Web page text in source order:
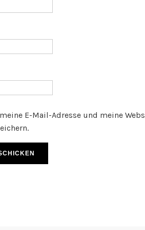
E-Mail-Adresse und meine